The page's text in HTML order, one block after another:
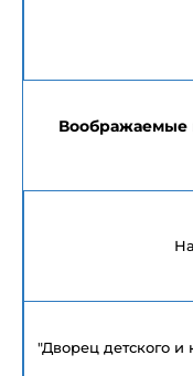
Воображаемые
"Дворец детского и